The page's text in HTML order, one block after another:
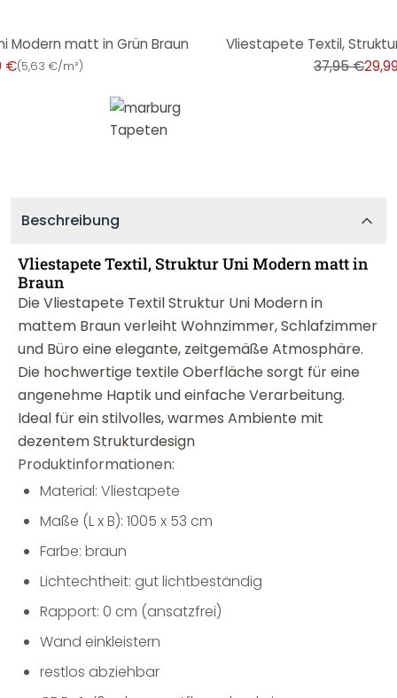
Modern matt in Grün Braun
€(5,63 €/m²)
Vliestapete Textil,
37,95 €
Beschreibung
Vliestapete Textil, Struktur Uni Modern matt in
Braun
Die Vliestapete Textil Struktur Uni Modern in
mattem Braun verleiht Wohnzimmer, Schlafzimmer
und Büro eine elegante, zeitgemäße Atmosphäre.
Die hochwertige textile Oberfläche sorgt für eine
angenehme Haptik und einfache Verarbeitung.
Ideal für ein stilvolles, warmes Ambiente mit
dezentem Strukturdesign
Produktinformationen:
Material: Vliestapete
Maße (L x B): 1005 x 53 cm
Farbe: braun
Lichtechtheit: gut lichtbeständig
Rapport: 0 cm (ansatzfrei)
Wand einkleistern
restlos abziehbar